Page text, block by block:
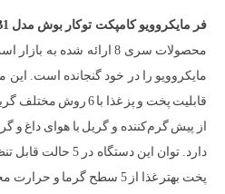
فر مایکروویو کامپکت توکار بوش مدل
محصولات سری 8 ارائه شده
قابلیت پخت و پز غذا
دارد. توان این
پخت بهتر غذا از 5 سطح گرما و حرارت مختلف استفاده کرد.